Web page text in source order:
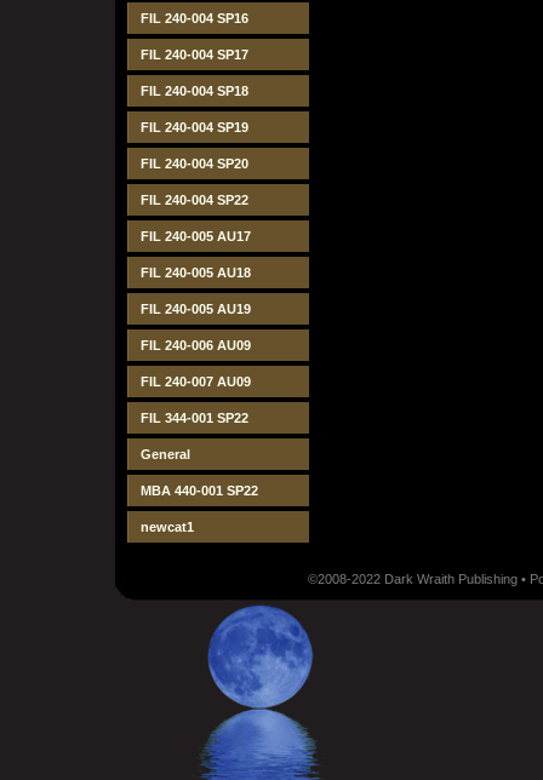
FIL 240-004 SP16
FIL 240-004 SP17
FIL 240-004 SP18
FIL 240-004 SP19
FIL 240-004 SP20
FIL 240-004 SP22
FIL 240-005 AU17
FIL 240-005 AU18
FIL 240-005 AU19
FIL 240-006 AU09
FIL 240-007 AU09
FIL 344-001 SP22
General
MBA 440-001 SP22
newcat1
©2008-2022 Dark Wraith Publishing •